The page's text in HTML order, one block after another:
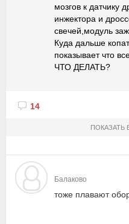
мозгов к датчику
инжектора и
свечей,модуль
Куда дальше
показывает что
ЧТО ДЕЛАТЬ?
14
ПОКАЗАТЬ
Балаково
тоже плавают